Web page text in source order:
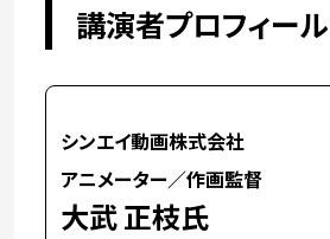
講演者プロフィール
シンエイ動画株式会社
アニメーター／作画監督
大武 正枝氏